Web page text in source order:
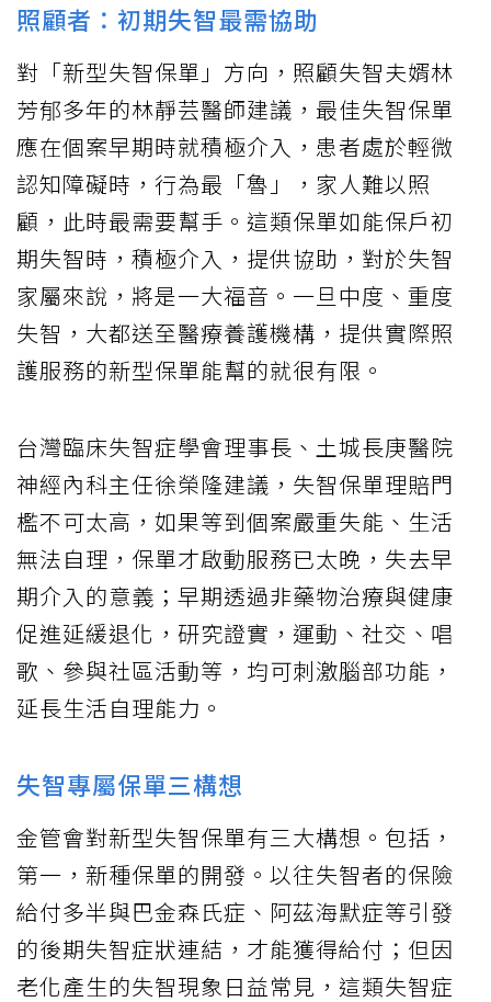
照顧者：初期失智最需協助
對「新型失智保單」方向，照顧失智夫婿林
芳郁多年的林靜芸醫師建議，最佳失智保單
應在個案早期時就積極介入，患者處於輕微
認知障礙時，行為最「魯」，家人難以照
顧，此時最需要幫手。這類保單如能保戶初
期失智時，積極介入，提供協助，對於失智
家屬來說，將是一大福音。一旦中度、重度
失智，大都送至醫療養護機構，提供實際照
護服務的新型保單能幫的就很有限。
台灣臨床失智症學會理事長、土城長庚醫院
神經內科主任徐榮隆建議，失智保單理賠門
檻不可太高，如果等到個案嚴重失能、生活
無法自理，保單才啟動服務已太晚，失去早
期介入的意義；早期透過非藥物治療與健康
促進延緩退化，研究證實，運動、社交、唱
歌、參與社區活動等，均可刺激腦部功能，
延長生活自理能力。
失智專屬保單三構想
金管會對新型失智保單有三大構想。包括，
第一，新種保單的開發。以往失智者的保險
給付多半與巴金森氏症、阿茲海默症等引發
的後期失智症狀連結，才能獲得給付；但因
老化產生的失智現象日益常見，這類失智症